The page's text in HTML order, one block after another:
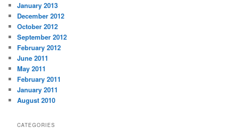
January 2013
December 2012
October 2012
September 2012
February 2012
June 2011
May 2011
February 2011
January 2011
August 2010
CATEGORIES